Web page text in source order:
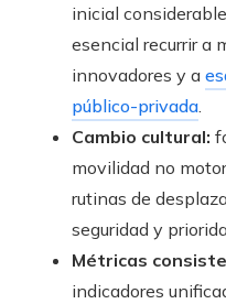
inicial
esencial recurrir a
innovadores y a
público-privada
Cambio cultural:
movilidad no
rutinas de
seguridad y
Métricas
indicadores